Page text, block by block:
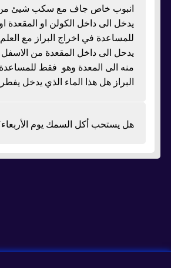
انبوب خاص جاف مع سكب شيئ من
يدخل الى داخل الكولن او المقعدة
للمساعدة في اخراج البراز مع العلم
يدحل الى داخل المقعدة من
منه الى المعدة وهو فقط
البراز هل هذا الماء الذي يدخل يفطر
هل يستحب أكل السمك يوم